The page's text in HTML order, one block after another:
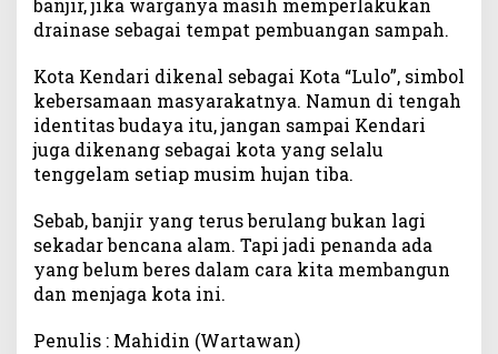
banjir, jika warganya masih memperlakukan
drainase sebagai tempat pembuangan sampah.
Kota Kendari dikenal sebagai Kota “Lulo”, simbol
kebersamaan masyarakatnya. Namun di tengah
identitas budaya itu, jangan sampai Kendari
juga dikenang sebagai kota yang selalu
tenggelam setiap musim hujan tiba.
Sebab, banjir yang terus berulang bukan lagi
sekadar bencana alam. Tapi jadi penanda ada
yang belum beres dalam cara kita membangun
dan menjaga kota ini.
Penulis : Mahidin (Wartawan)